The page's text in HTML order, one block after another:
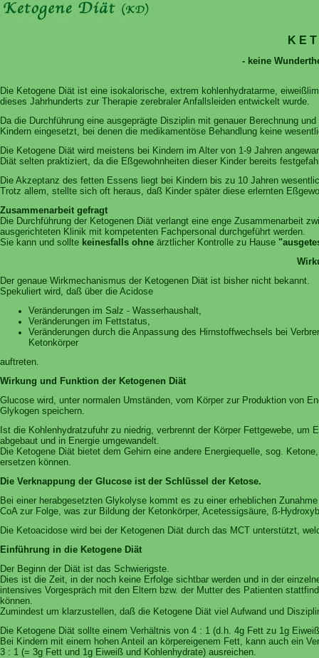
K E
- keine
Die Ketogene Diät ist eine isokalorische, extrem kohlenhydratarme,
dieses Jahrhunderts zur Therapie zerebraler Anfallsleiden entwickelt wurde.
Da die Durchführung eine ausgeprägte Disziplin mit genauer Berechnung
Kindern eingesetzt, bei denen die medikamentöse Behandlung keine
Die Ketogene Diät wird meistens bei Kindern im Alter von 1-9 Jahren
Diät selten praktiziert, da die Eßgewohnheiten dieser Kinder bereits
Die Akzeptanz des fetten Essens liegt bei Kindern bis zu 10 Jahren
Trotz allem, stellte sich oft heraus, daß Kinder später diese erlernten
Zusammenarbeit gefragt
Die Durchführung der Ketogenen Diät verlangt eine enge Zusammenarbeit
ausgerichteten Klinik mit kompetenten Fachpersonal durchgeführt werden.
Sie kann und sollte keinesfalls ohne ärztlicher Kontrolle zu Hause
Der genaue Wirkmechanismus der Ketogenen Diät ist bisher nicht bekannt.
Spekuliert wird, daß über die Acidose
Veränderungen im Salz - Wasserhaushalt,
Veränderungen im Fettstatus,
Veränderungen durch die Anpassung des Hirnstoffwechsels bei
Ketonkörper
auftreten.
Wirkung und Funktion der Ketogenen Diät
Glucose wird, unter normalen Umständen, vom Körper zur Produktion von
Glykogen speichern.
Ist die Kohlenhydratzufuhr zu niedrig, verbrennt der Körper Fettgewebe, um
abgebaut und in Energie umgewandelt.
Die Ketogene Diät bietet dem Gehirn eine andere Energiequelle, sog.
ersetzen können.
Die Verknappung der Glucose ist der Schlüssel der Ketose.
Bei einer herabgesetzten Glykolyse kommt es zu einer erheblichen
CoA zur Folge, was zur Bildung der Ketonkörper, Acetessigsäure, ß-
Die Ketoacidose wird bei der Ketogenen Diät durch das MCT unterstützt,
Einführung in die Ketogene Diät
Der Beginn der Diät ist das Schwierigste.
Dies ist die Zeit, in der noch keine Erfolge sichtbar werden und in der
intensives Vorgespräch mit den Eltern bzw. der Mutter des Patienten
können.
Zumindest um klarzustellen, daß die Ketogene Diät viel Aufwand und
Die Ketogene Diät sollte einem Verhältnis von 4 : 1 (d.h. 4g Fett zu 1g
Bei Kindern mit einem hohen Anteil an körpereigenem Fett, kann auch ein
3 : 1 (= 3g Fett und 1g Eiweiß und Kohlenhydrate) ausreichen.